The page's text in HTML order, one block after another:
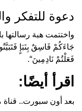
دعوة للتفكر
واختتمت هبة رسالتها
جَاءَكُمْ فَاسِقٌ بِنَبَإٍ
فَعَلْتُمْ نَادِمِينَ .
اقرأ أيضًا:
بعد أون سبورت.. قناة